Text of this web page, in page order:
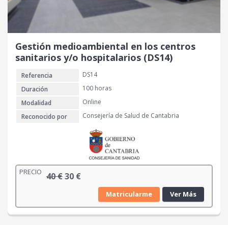
Gestión medioambiental en los centros
sanitarios y/o hospitalarios (DS14)
Referencia
DS14
Duración
100 horas
Modalidad
Online
Reconocido por
Consejería de Salud de Cantabria
PRECIO 40€E
r
30 €E
r
Matricularme Ver Más